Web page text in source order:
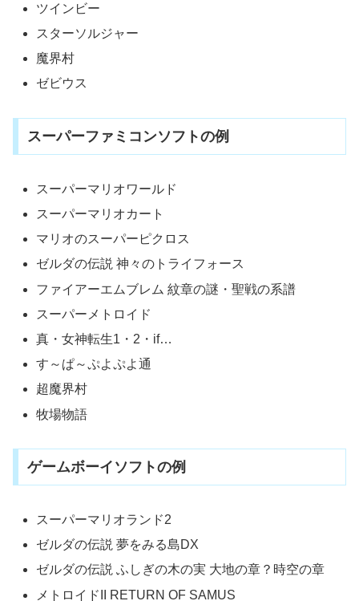
ツインビー
スターソルジャー
魔界村
ゼビウス
スーパーファミコンソフトの例
スーパーマリオワールド
スーパーマリオカート
マリオのスーパーピクロス
ゼルダの伝説 神々のトライフォース
ファイアーエムブレム 紋章の謎・聖戦の系譜
スーパーメトロイド
真・女神転生1・2・if…
す～ぱ～ぷよぷよ通
超魔界村
牧場物語
ゲームボーイソフトの例
スーパーマリオランド2
ゼルダの伝説 夢をみる島DX
ゼルダの伝説 ふしぎの木の実 大地の章？時空の章
メトロイドII RETURN OF SAMUS